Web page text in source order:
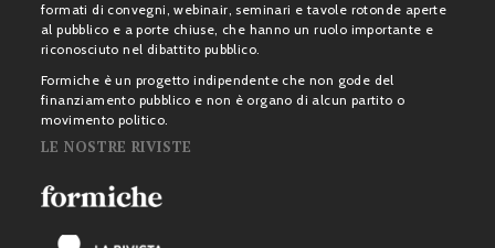
formati di convegni, webinair, seminari e tavole rotonde aperte
al pubblico e a porte chiuse, che hanno un ruolo importante e
riconosciuto nel dibattito pubblico.
Formiche è un progetto indipendente che non gode del
finanziamento pubblico e non è organo di alcun partito o
movimento politico.
LE NOSTRE RIVISTE